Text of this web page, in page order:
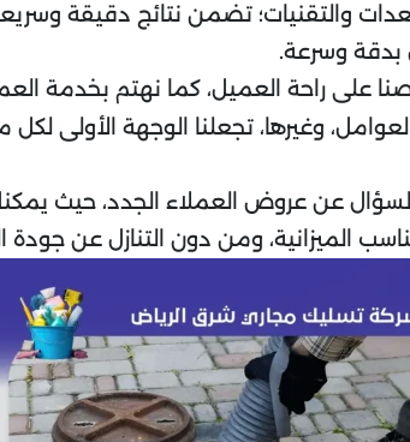
والتقنيات؛ تضمن نتائج دقيقة
وسرعة.
على راحة العميل، كما نهتم بخدمة
وغيرها، تجعلنا الوجهة الأولى
السؤال عن عروض العملاء الجدد، حيث
الميزانية، ومن دون التنازل عن جودة